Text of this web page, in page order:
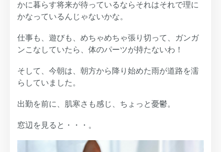
かに暮らす将来が待っているならそれはそれで理に
かなっているんじゃないかな。
仕事も、遊びも、めちゃめちゃ張り切って、ガンガ
ンこなしていたら、体のパーツが持たないわ！
そして、今朝は、朝方から降り始めた雨が道路を濡
らしていました。
出勤を前に、肌寒さも感じ、ちょっと憂鬱。
窓辺を見ると・・・。